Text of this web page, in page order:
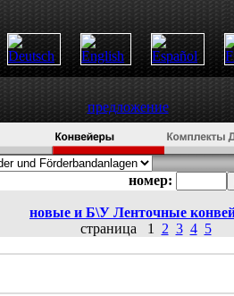
предложение
номер:
новые и Б\У Ленточные
страница 1 2 3 4 5